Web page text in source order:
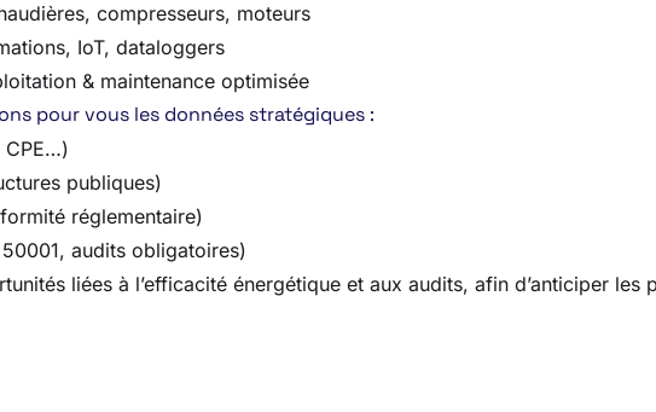
compresseurs, moteurs
IoT, dataloggers
& maintenance optimisée
pour vous les données stratégiques :
CPE…)
publiques)
réglementaire)
audits obligatoires)
liées à l’efficacité énergétique et aux audits, afin d’anticiper